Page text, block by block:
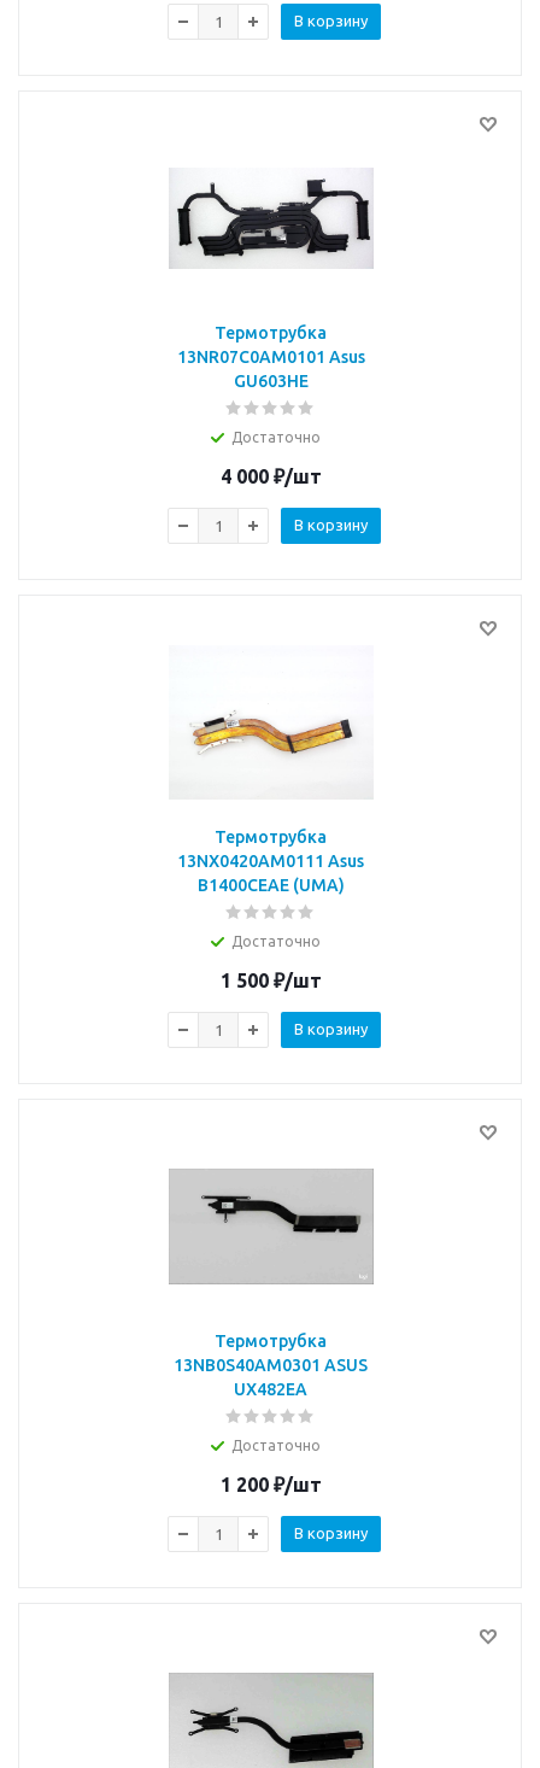
В корзину
Термотрубка
13NR07C0AM0101 Asus
GU603HE
Достаточно
4 000₽/шт
В корзину
Термотрубка
13NX0420AM0111 Asus
B1400CEAE (UMA)
Достаточно
1 500₽/шт
В корзину
Термотрубка
13NB0S40AM0301 ASUS
UX482EA
Достаточно
1 200₽/шт
В корзину